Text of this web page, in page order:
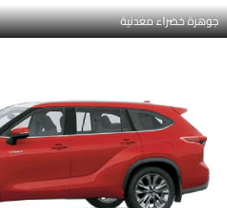
أحمر معدني